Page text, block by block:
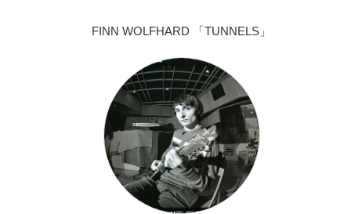
FINN WOLFHARD 「TUNNELS」